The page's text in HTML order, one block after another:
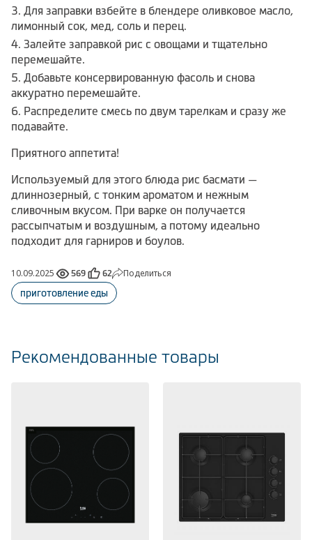
Для заправки взбейте в блендере оливковое масло,
лимонный сок, мед, соль и перец.
Залейте заправкой рис с овощами и тщательно
перемешайте.
Добавьте консервированную фасоль и снова
аккуратно перемешайте.
Распределите смесь по двум тарелкам и сразу же
подавайте.
Приятного аппетита!
Используемый для этого блюда рис басмати —
длиннозерный, с тонким ароматом и нежным
сливочным вкусом. При варке он получается
рассыпчатым и воздушным, а потому идеально
подходит для гарниров и боулов.
10.09.2025 569 62 Поделиться
приготовление еды
Рекомендованные товары